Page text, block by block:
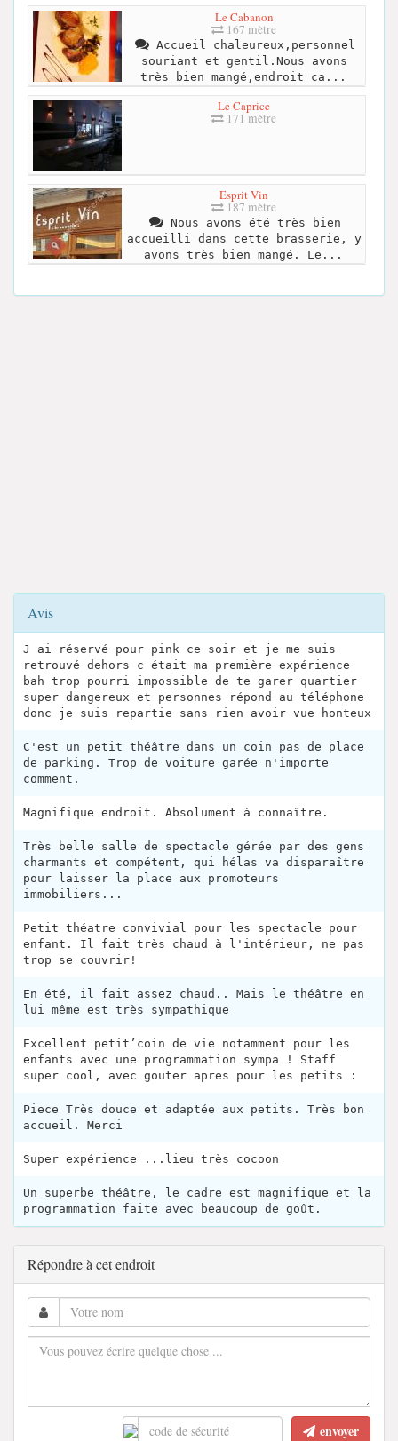
Le Cabanon
167 mètre
Accueil chaleureux,personnel
souriant et gentil.Nous avons
très bien mangé,endroit ca...
Le Caprice
171 mètre
Esprit Vin
187 mètre
Nous avons été très bien
accueilli dans cette brasserie, y
avons très bien mangé. Le...
Avis
J ai réservé pour pink ce soir et je me suis
retrouvé dehors c était ma première expérience
bah trop pourri impossible de te garer quartier
super dangereux et personnes répond au téléphone
donc je suis repartie sans rien avoir vue honteux
C'est un petit théâtre dans un coin pas de place
de parking. Trop de voiture garée n'importe
comment.
Magnifique endroit. Absolument à connaître.
Très belle salle de spectacle gérée par des gens
charmants et compétent, qui hélas va disparaître
pour laisser la place aux promoteurs
immobiliers...
Petit théatre convivial pour les spectacle pour
enfant. Il fait très chaud à l'intérieur, ne pas
trop se couvrir!
En été, il fait assez chaud.. Mais le théâtre en
lui même est très sympathique
Excellent petit’coin de vie notamment pour les
enfants avec une programmation sympa ! Staff
super cool, avec gouter apres pour les petits :
Piece Très douce et adaptée aux petits. Très bon
accueil. Merci
Super expérience ...lieu très cocoon
Un superbe théâtre, le cadre est magnifique et la
programmation faite avec beaucoup de goût.
Répondre à cet endroit
envoyer